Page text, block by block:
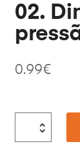
02.
0.99€